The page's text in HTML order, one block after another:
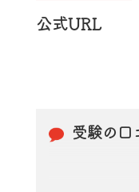
公式URL
受験の口